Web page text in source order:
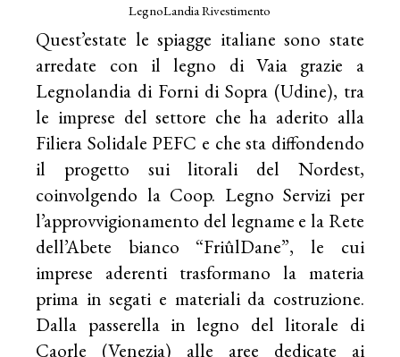
LegnoLandia Rivestimento
Quest’estate le spiagge italiane sono state
arredate con il legno di Vaia grazie a
Legnolandia di Forni di Sopra (Udine), tra
le imprese del settore che ha aderito alla
Filiera Solidale PEFC e che sta diffondendo
il progetto sui litorali del Nordest,
coinvolgendo la Coop. Legno Servizi per
l’approvvigionamento del legname e la Rete
dell’Abete bianco “FriûlDane”, le cui
imprese aderenti trasformano la materia
prima in segati e materiali da costruzione.
Dalla passerella in legno del litorale di
Caorle (Venezia) alle aree dedicate ai